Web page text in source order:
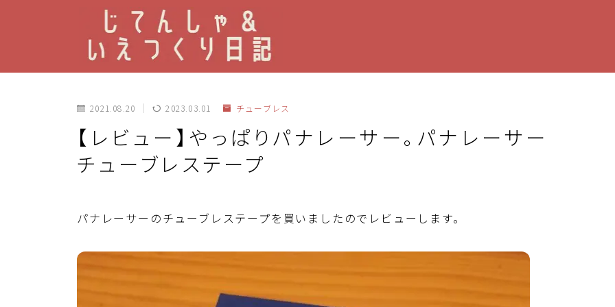
2021.08.20 2023.03.01 チューブレス
【レビュー】やっぱりパナレーサー。パナレーサー
チューブレステープ
パナレーサーのチューブレステープを買いましたのでレビューします。